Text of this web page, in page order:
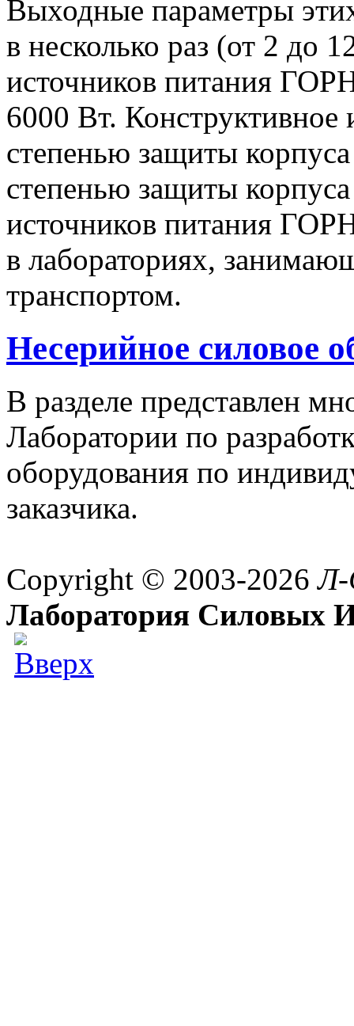
Выходные параметры
в несколько раз (от 2 до
источников питания
6000 Вт. Конструктивное
степенью защиты
степенью защиты
источников питания
в лабораториях,
транспортом.
Несерийное силовое
В разделе представлен
Лаборатории по
оборудования по
заказчика.
Copyright © 2003-2026
Лаборатория Силовых